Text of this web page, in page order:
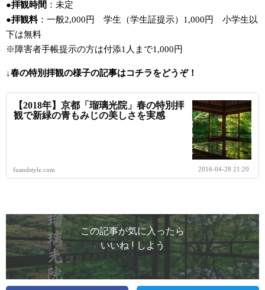
●拝観時間 ：未定
●拝観料：一般2,000円 学生（学生証提示）1,000円 小学生以
下は無料
※障害者手帳提示の方は付添1人まで1,000円
↓春の特別拝観の様子の記事はコチラをどうぞ！
【2018年】京都「瑠璃光院」春の特別拝
観で新緑の青もみじの美しさを実感
fuandstyle.com 2016-04-28 21:20
この記事が気に入ったら
いいね ! しよう